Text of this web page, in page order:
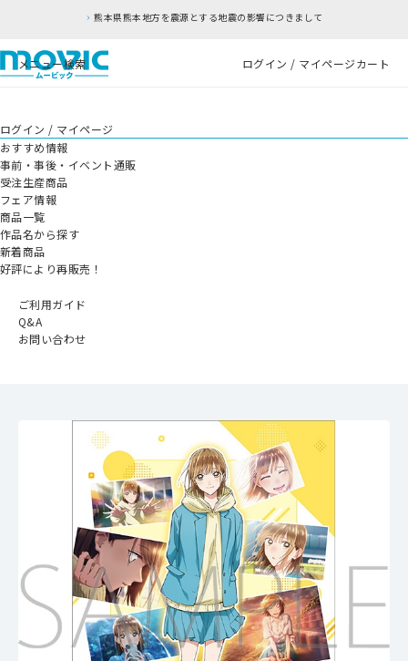
熊本県熊本地方を震源とする地震の影響につきまして
メニュー検索 ログイン / マイページカート
ログイン / マイページ
おすすめ情報
事前・事後・イベント通販
受注生産商品
フェア情報
商品一覧
作品名から探す
新着商品
好評により再販売！
ご利用ガイド
Q&A
お問い合わせ